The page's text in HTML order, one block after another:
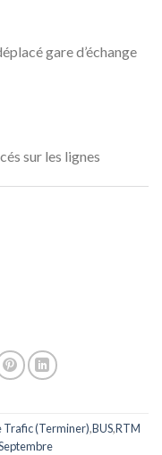
gare d’échange
sur les lignes
Trafic (Terminer),BUS,RTM